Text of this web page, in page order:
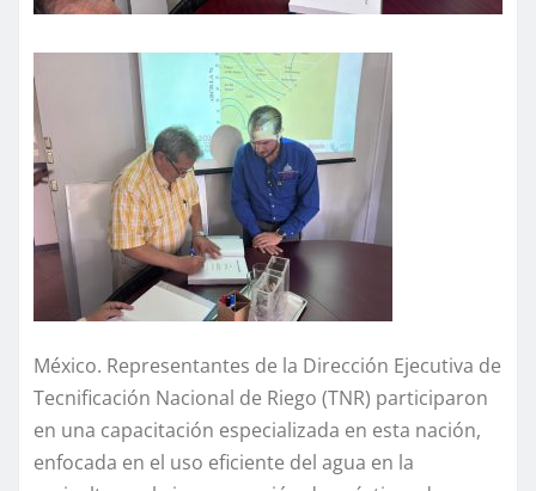
México. Representantes de la Dirección Ejecutiva de
Tecnificación Nacional de Riego (TNR) participaron
en una capacitación especializada en esta nación,
enfocada en el uso eficiente del agua en la